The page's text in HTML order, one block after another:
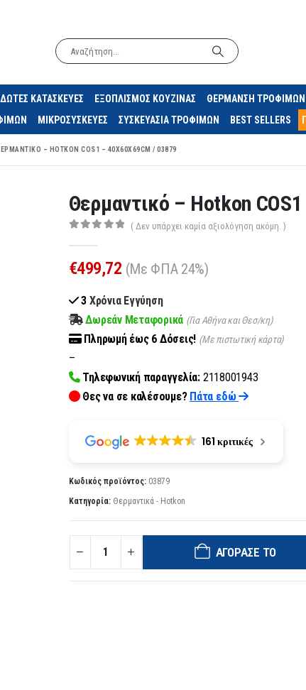
ΚΑΤΑΣΚΕΥΕΣ ΕΞΟΠΛΙΣΜΟΣ ΚΟΥΖΙΝΑΣ
ΘΕΡΜΑΝΣΗ ΤΡΟΦΙΜΩΝ
ΜΙΚΡΟΣΥΣΚΕΥΕΣ ΣΥΣΚΕΥΑΣΙΑ ΤΡΟΦΙΜΩΝ BEST SELLERS
– HOTKON COS1 – 40X60X69CM / 03879
Θερμαντικό – Hotkon
( Δεν υπάρχει καμία αξιολόγηση ακόμη. )
€499,72 (Με ΦΠΑ 24%)
3 Χρόνια Εγγύηση
Δωρεάν Μεταφορικά (Για Αθήνα και Θεσ/κη)
Πληρωμή έως 6 Δόσεις! (Με πιστωτική κάρτα)
–
Τηλεφωνική παραγγελία:2118001943
Θες να σε καλέσουμε? Πάτα εδώ
161 κριτικές
Κωδικός προϊόντος: 03879
Κατηγορία: Θερμαντικά - Hotkon
ΑΓΌΡΑΣΈ ΤΟ